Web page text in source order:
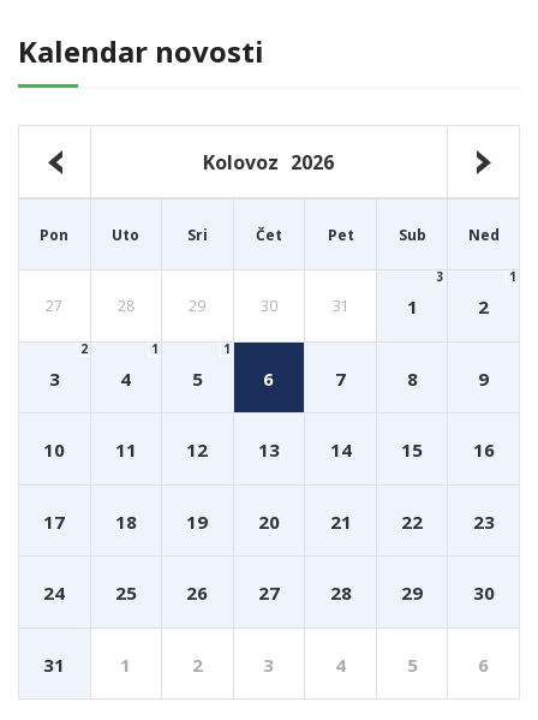
Kalendar novosti
Kolovoz 2026
Pon Uto Sri Čet Pet Sub Ned
27 28 29 30 31 1
3
2
1
3
2
4
1
5
1
6 7 8 9
10 11 12 13 14 15 16
17 18 19 20 21 22 23
24 25 26 27 28 29 30
31 1 2 3 4 5 6